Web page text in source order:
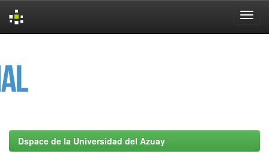
Dspace de la Universidad del Azuay